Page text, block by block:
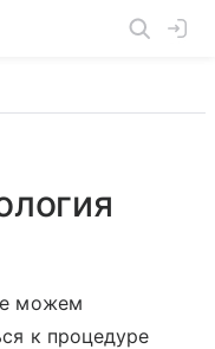
можем
к процедуре